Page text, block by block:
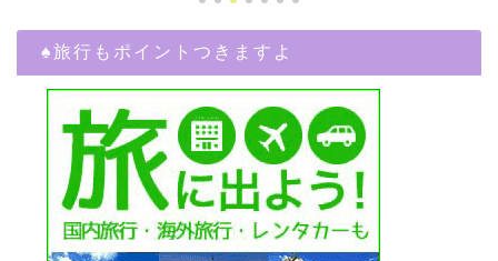
♠︎旅行もポイントつきますよ